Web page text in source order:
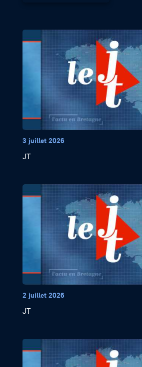
3 juillet 2026
JT
2 juillet 2026
JT